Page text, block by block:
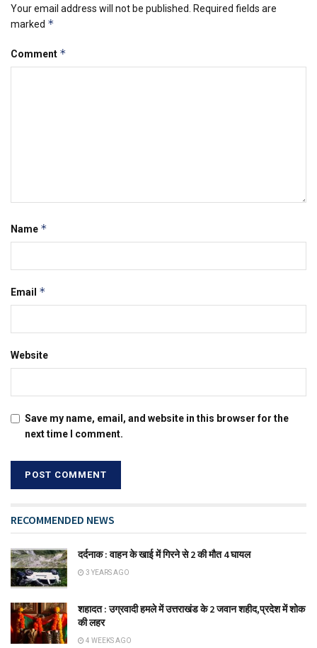
Your email address will not be published.
Required fields are
marked *
Comment *
Name *
Email *
Website
Save my name, email, and website in this browser for the
next time I comment.
RECOMMENDED NEWS
दर्दनाक : वाहन के खाई में गिरने से 2 की मौत 4 घायल
3 YEARS AGO
शहादत : उग्रवादी हमले में उत्तराखंड के 2 जवान शहीद,प्रदेश में शोक
की लहर
4 WEEKS AGO